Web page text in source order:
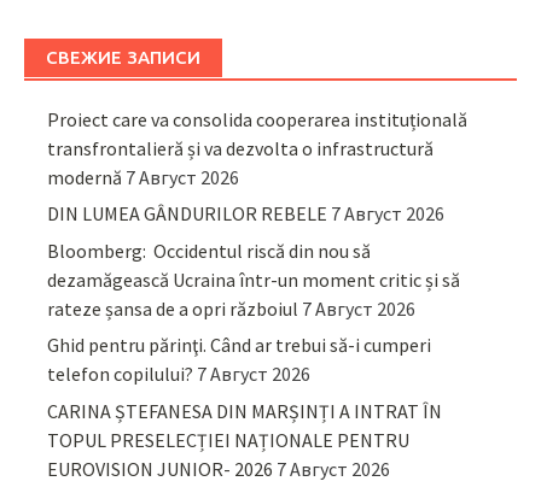
СВЕЖИЕ ЗАПИСИ
Proiect care va consolida cooperarea instituțională
transfrontalieră și va dezvolta o infrastructură
modernă 7 Август 2026
DIN LUMEA GÂNDURILOR REBELE 7 Август 2026
Bloomberg: Occidentul riscă din nou să
dezamăgească Ucraina într-un moment critic și să
rateze șansa de a opri războiul 7 Август 2026
Ghid pentru părinţi. Când ar trebui să-i cumperi
telefon copilului? 7 Август 2026
CARINA ȘTEFANESA DIN MARȘINȚI A INTRAT ÎN
TOPUL PRESELECȚIEI NAȚIONALE PENTRU
EUROVISION JUNIOR- 2026 7 Август 2026